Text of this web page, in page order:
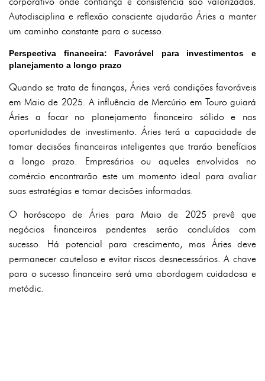
Autodisciplina e reflexão consciente ajudarão Áries a manter
um caminho constante para o sucesso.
Perspectiva financeira: Favorável para investimentos e
planejamento a longo prazo
Quando se trata de finanças, Áries verá condições favoráveis
em Maio de 2025. A influência de Mercúrio em Touro guiará
Áries a focar no planejamento financeiro sólido e nas
oportunidades de investimento. Áries terá a capacidade de
tomar decisões financeiras inteligentes que trarão benefícios
a longo prazo. Empresários ou aqueles envolvidos no
comércio encontrarão este um momento ideal para avaliar
suas estratégias e tomar decisões informadas.
O horóscopo de Áries para Maio de 2025 prevê que
negócios financeiros pendentes serão concluídos com
sucesso. Há potencial para crescimento, mas Áries deve
permanecer cauteloso e evitar riscos desnecessários. A chave
para o sucesso financeiro será uma abordagem cuidadosa e
metódic.